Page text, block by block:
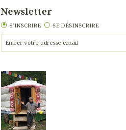
Newsletter
S'INSCRIRE SE DÉSINSCRIRE